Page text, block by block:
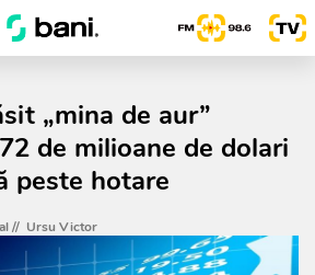
„mina de aur”
de milioane de dolari
peste hotare
// Ursu Victor